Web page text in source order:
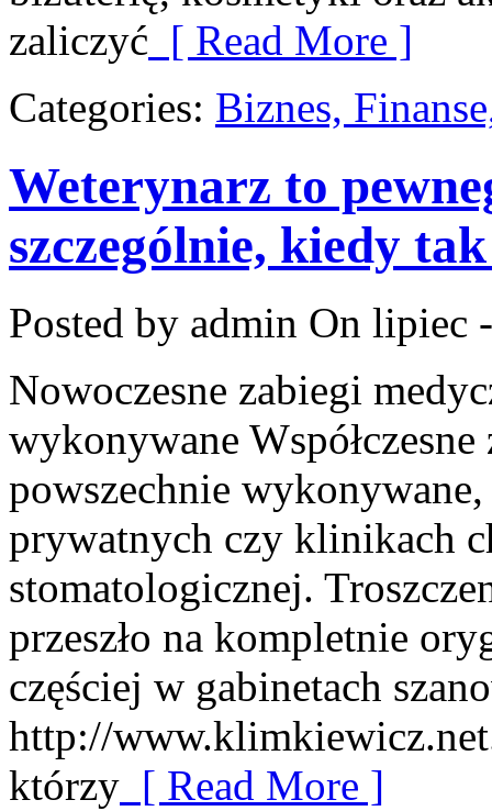
zaliczyć [ Read More ]
Categories: Biznes,
Weterynarz to
szczególnie, kiedy
Posted by admin On lipiec
Nowoczesne zabiegi
wykonywane
powszechnie
prywatnych czy klinikach
stomatologicznej.
przeszło na kompletnie
częściej w gabinetach
http://
którzy [ Read More ]